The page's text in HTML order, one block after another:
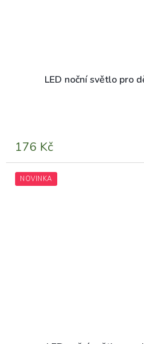
LED noční světlo pro
176 Kč
NOVINKA